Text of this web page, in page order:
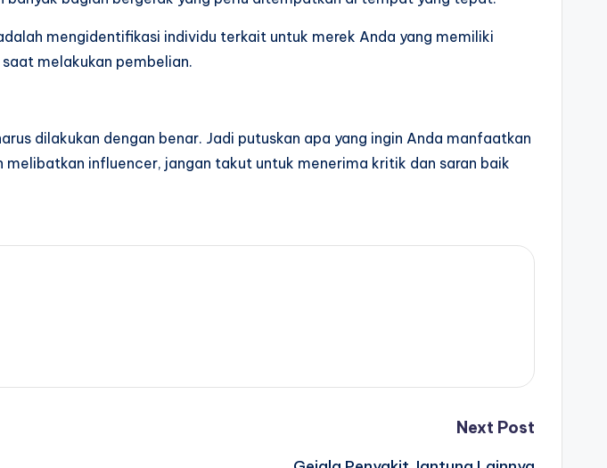
mengidentifikasi individu terkait untuk merek Anda yang memiliki
melakukan pembelian.
dilakukan dengan benar. Jadi putuskan apa yang ingin Anda manfaatkan
influencer, jangan takut untuk menerima kritik dan saran baik
Next Post